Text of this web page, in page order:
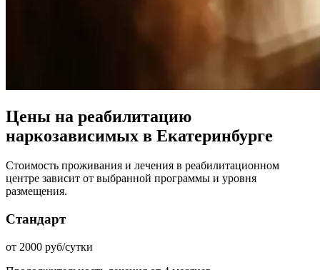
Цены на реабилитацию
наркозависимых в Екатеринбурге
Стоимость проживания и лечения в реабилитационном
центре зависит от выбранной программы и уровня
размещения.
Стандарт
от 2000 руб/сутки